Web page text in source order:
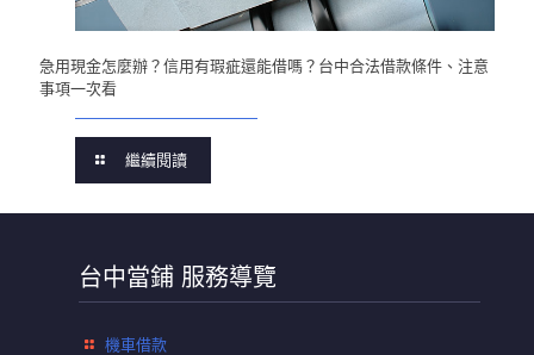
急用現金怎麼辦？信用有瑕疵還能借嗎？台中合法借款條件、注意
事項一次看
繼續閱讀
台中當鋪 服務導覽
機車借款